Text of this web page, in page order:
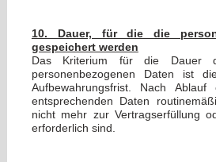
10. Dauer, für die die
gespeichert werden
Das Kriterium für die Dauer
personenbezogenen Daten ist
Aufbewahrungsfrist. Nach
entsprechenden Daten
nicht mehr zur Vertragserfüllung
erforderlich sind.